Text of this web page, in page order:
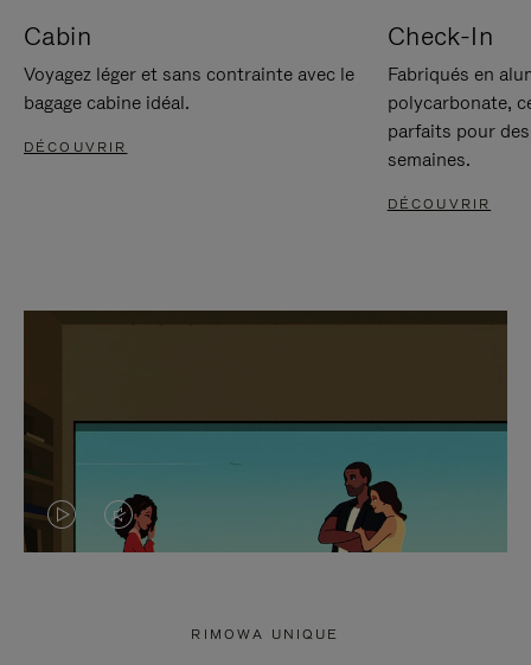
Cabin
Voyagez léger et sans contrainte avec le
bagage cabine idéal.
DÉCOUVRIR
Check-In
Fabriqués en
polycarbonate,
parfaits pour
semaines.
DÉCOUVRIR
LA LE
RIMOWA UNIQUE